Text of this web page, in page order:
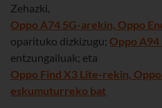
Zehazki,
Oppo A74 5G-arekin, Oppo
oparituko dizkizugu; Oppo
entzungailuak; eta
Oppo Find X3 Lite-rekin,
eskumuturreko bat